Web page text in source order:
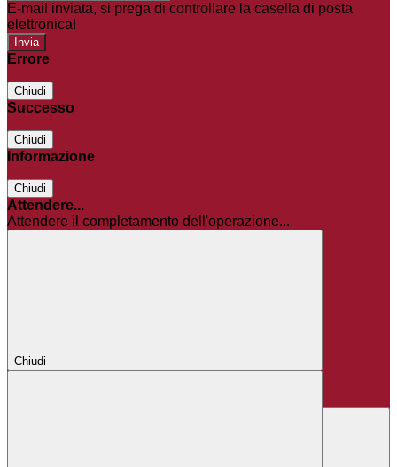
E-mail inviata, si prega di controllare la casella di posta
elettronica!
Errore
Chiudi
Successo
Chiudi
Informazione
Chiudi
Attendere...
Attendere il completamento dell'operazione...
Chiudi